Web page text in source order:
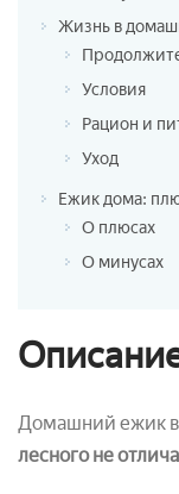
Жизнь в
Условия
Рацион и
Уход
Ежик дома:
О плюсах
О минусах
Домашний ежик
лесного не